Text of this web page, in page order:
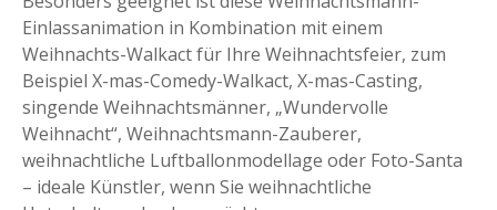
Einlassanimation in Kombination mit einem
Weihnachts-Walkact für Ihre Weihnachtsfeier, zum
Beispiel X-mas-Comedy-Walkact, X-mas-Casting,
singende Weihnachtsmänner, „Wundervolle
Weihnacht“, Weihnachtsmann-Zauberer,
weihnachtliche Luftballonmodellage oder Foto-Santa
– ideale Künstler, wenn Sie weihnachtliche